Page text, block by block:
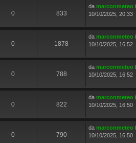
0 833
da marconmeteo
10/10/2025, 20:33
0 1878
da marconmeteo
10/10/2025, 16:52
0 788
da marconmeteo
10/10/2025, 16:52
0 822
da marconmeteo
10/10/2025, 16:50
0 790
da marconmeteo
10/10/2025, 16:50